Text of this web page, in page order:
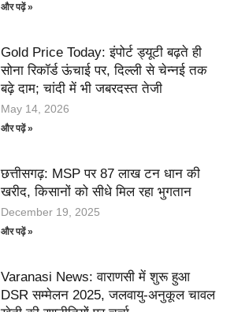
और पढ़ें »
Gold Price Today: इंपोर्ट ड्यूटी बढ़ते ही
सोना रिकॉर्ड ऊंचाई पर, दिल्ली से चेन्नई तक
बढ़े दाम; चांदी में भी जबरदस्त तेजी
May 14, 2026
और पढ़ें »
छत्तीसगढ़: MSP पर 87 लाख टन धान की
खरीद, किसानों को सीधे मिल रहा भुगतान
December 19, 2025
और पढ़ें »
Varanasi News: वाराणसी में शुरू हुआ
DSR सम्मेलन 2025, जलवायु-अनुकूल चावल